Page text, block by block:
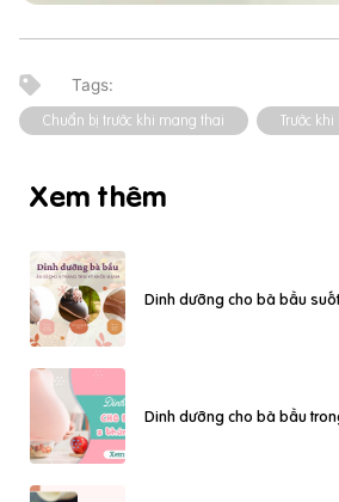
Chuẩn bị trước khi mang thai Trước
Xem thêm
Dinh dưỡng cho bà bầu
Dinh dưỡng cho bà bầu